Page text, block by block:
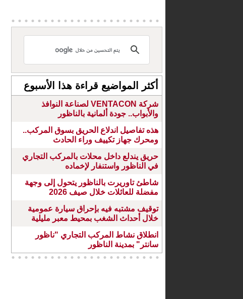
أكثر المواضيع قراءة هذا الأسبوع
شركة VENTACON لصناعة النوافذ
والأبواب.. جودة ألمانية بالناظور
هذه تفاصيل اندلاع الحريق بسوق المركب..
ومحرك جهاز تكييف وراء الحادث
حريق يندلع داخل محلات بالمركب التجاري
في الناظور واستنفار لإخماده
شاطئ تاوريرت بالناظور يتحول إلى وجهة
مفضلة للعائلات خلال صيف 2026
توقيف مشتبه فيه بإحراق سيارة عمومية
خلال أحداث الشغب بمحيط معبر مليلية
انطلاق نشاط المركب التجاري "ناظور
سانتر" بمدينة الناظور